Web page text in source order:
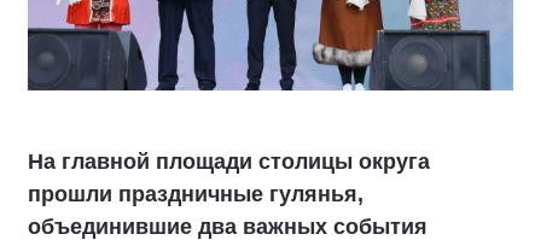
На главной площади столицы округа
прошли праздничные гулянья,
объединившие два важных события